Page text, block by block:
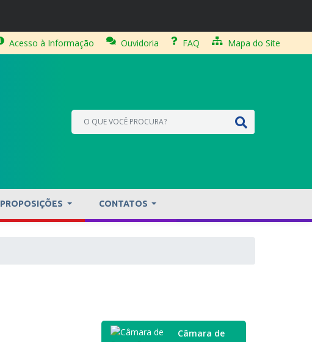
Acesso à Informação Ouvidoria FAQ Mapa do Site
PROPOSIÇÕES CONTATOS
Câmara de